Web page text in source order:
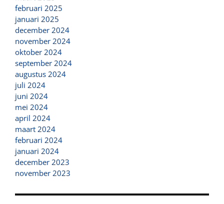
februari 2025
januari 2025
december 2024
november 2024
oktober 2024
september 2024
augustus 2024
juli 2024
juni 2024
mei 2024
april 2024
maart 2024
februari 2024
januari 2024
december 2023
november 2023